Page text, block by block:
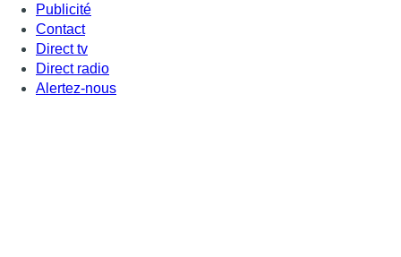
Publicité
Contact
Direct tv
Direct radio
Alertez-nous